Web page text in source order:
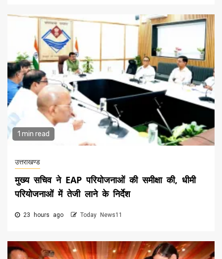
1 min read
उत्तराखण्ड
मुख्य सचिव ने EAP परियोजनाओं की समीक्षा की, धीमी
परियोजनाओं में तेजी लाने के निर्देश
23 hours ago Today News11